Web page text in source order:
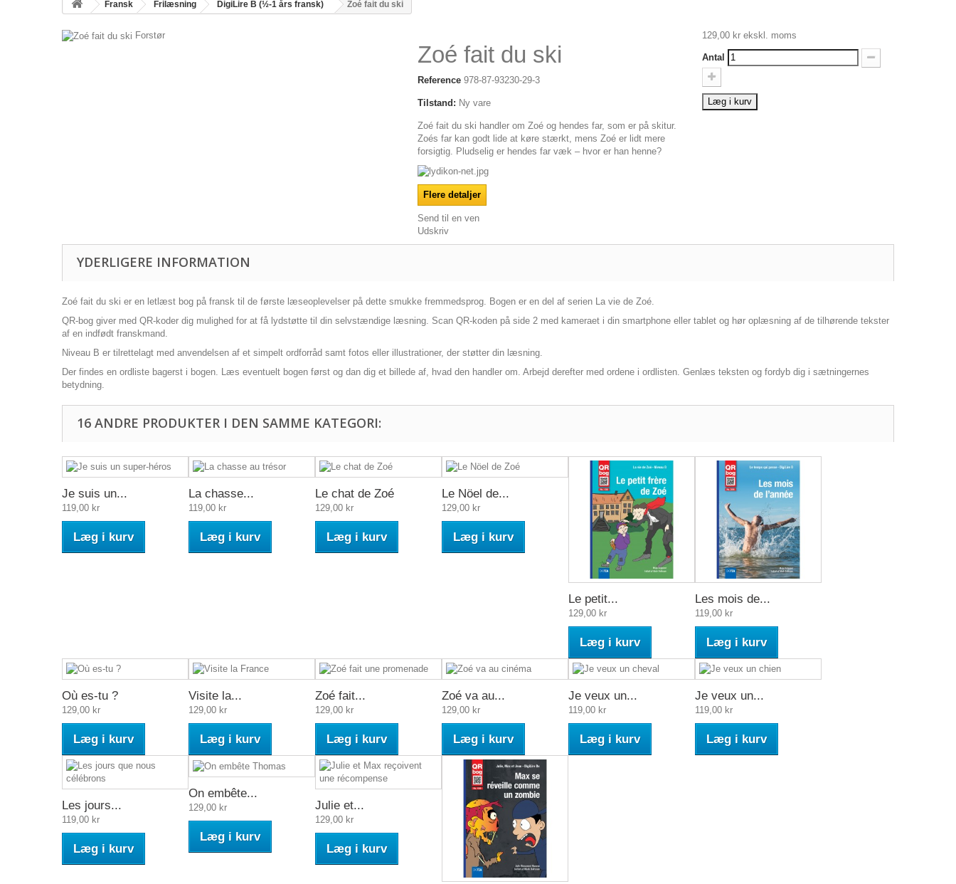
Fransk Frilæsning DigiLire B (½-1 års fransk) Zoé fait du ski
Forstør
Zoé fait du ski
Reference 978-87-93230-29-3
Tilstand: Ny vare
Zoé fait du ski handler om Zoé og hendes far, som er på skitur.
Zoés far kan godt lide at køre stærkt, mens Zoé er lidt mere
forsigtig. Pludselig er hendes far væk – hvor er han henne?
Flere detaljer
Send til en ven
Udskriv
129,00 krekskl. moms
Antal
Læg i kurv
YDERLIGERE INFORMATION
Zoé fait du ski er en letlæst bog på fransk til de første læse­oplevelser på dette smukke fremmedsprog. Bogen er en del af serien La vie de Zoé.
QR-bog giver med QR-koder dig mulighed for at få lydstøtte til din selvstændige læsning. Scan QR-koden på side 2 med kameraet i din smartphone eller tablet og hør oplæsning af de tilhørende tekster
af en indfødt franskmand.
Niveau B er tilrettelagt med anvendelsen af et simpelt ordforråd samt fotos eller illustrationer, der støtter din læsning.
Der findes en ordliste bagerst i bogen. Læs eventuelt bogen først og dan dig et billede af, hvad den handler om. Arbejd derefter med ordene i ordlisten. Genlæs teksten og fordyb dig i sætning­ernes
betydning.
16 ANDRE PRODUKTER I DEN SAMME KATEGORI:
Je suis un...
119,00 kr
Læg i kurv
La chasse...
119,00 kr
Læg i kurv
Le chat de Zoé
129,00 kr
Læg i kurv
Le Nöel de...
129,00 kr
Læg i kurv
Le petit...
129,00 kr
Læg i kurv
Les mois de...
119,00 kr
Læg i kurv
Où es-tu ?
129,00 kr
Læg i kurv
Visite la...
129,00 kr
Læg i kurv
Zoé fait...
129,00 kr
Læg i kurv
Zoé va au...
129,00 kr
Læg i kurv
Je veux un...
119,00 kr
Læg i kurv
Je veux un...
119,00 kr
Læg i kurv
Les jours...
119,00 kr
Læg i kurv
On embête...
129,00 kr
Læg i kurv
Julie et...
129,00 kr
Læg i kurv